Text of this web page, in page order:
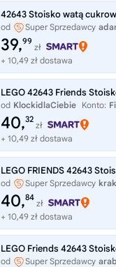
od Super Sprzedawcy
39,99
zł
+ 10,49 zł dostawa
od KlockidlaCiebie Konto:
40,32
zł
+ 10,49 zł dostawa
od Super Sprzedawcy
40,84
zł
+ 10,49 zł dostawa
od Super Sprzedawcy